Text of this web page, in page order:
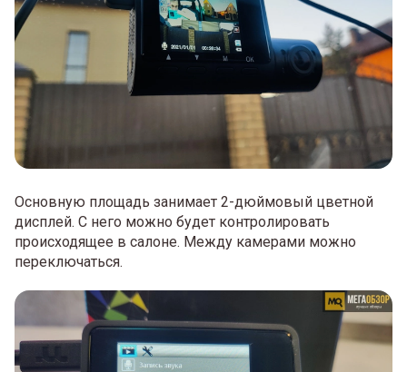
Основную площадь занимает 2-дюймовый цветной
дисплей. С него можно будет контролировать
происходящее в салоне. Между камерами можно
переключаться.